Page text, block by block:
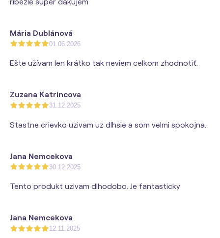
Mária Dublánová
01.06.2026
Ešte užívam len krátko tak neviem celkom zhodnotiť.
Zuzana Katrincova
31.12.2025
Stastne crievko uzivam uz dlhsie a som velmi spokojna.
Jana Nemcekova
30.12.2025
Tento produkt uzivam dlhodobo. Je fantasticky
Jana Nemcekova
12.11.2025